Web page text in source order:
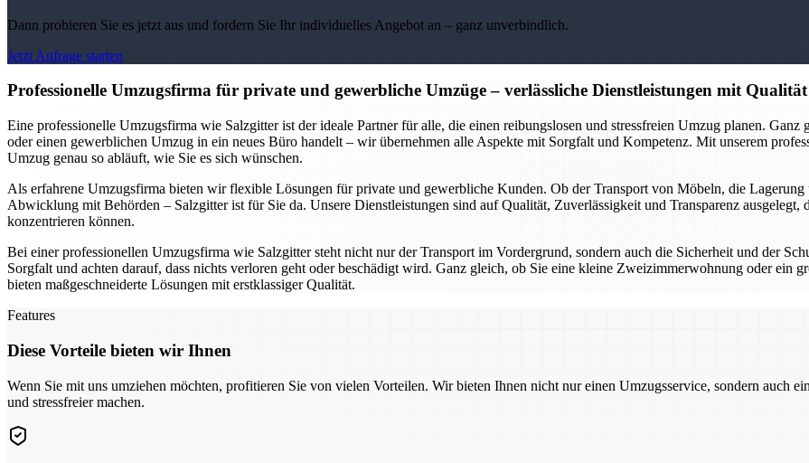
Dann probieren Sie es jetzt aus und fordern Sie Ihr individuelles Angebot an – ganz unverbindlich.
Jetzt Anfrage starten
Professionelle Umzugsfirma für private und gewerbliche Umzüge – verlässliche Dienstleistungen mit Qualität
Eine professionelle Umzugsfirma wie Salzgitter ist der ideale Partner für alle, die einen reibungslosen und stressfreien Umzug planen.
oder einen gewerblichen Umzug in ein neues Büro handelt – wir übernehmen alle Aspekte mit Sorgfalt und Kompetenz. Mit unserem
Umzug genau so abläuft, wie Sie es sich wünschen.
Als erfahrene Umzugsfirma bieten wir flexible Lösungen für private und gewerbliche Kunden. Ob der Transport von Möbeln, die
Abwicklung mit Behörden – Salzgitter ist für Sie da. Unsere Dienstleistungen sind auf Qualität, Zuverlässigkeit und Transparenz ausgelegt,
konzentrieren können.
Bei einer professionellen Umzugsfirma wie Salzgitter steht nicht nur der Transport im Vordergrund, sondern auch die Sicherheit und der
Sorgfalt und achten darauf, dass nichts verloren geht oder beschädigt wird. Ganz gleich, ob Sie eine kleine Zweizimmerwohnung oder ein
bieten maßgeschneiderte Lösungen mit erstklassiger Qualität.
Features
Diese Vorteile bieten wir Ihnen
Wenn Sie mit uns umziehen möchten, profitieren Sie von vielen Vorteilen. Wir bieten Ihnen nicht nur einen Umzugsservice, sondern auch
und stressfreier machen.